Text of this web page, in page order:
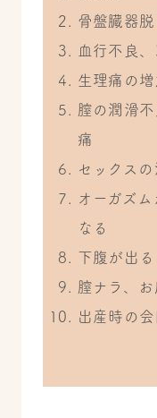
骨盤臓器脱
血行不良、
生理痛の増
膣の潤滑
痛
セックス
オーガズ
なる
下腹が出る
膣ナラ、
出産時の